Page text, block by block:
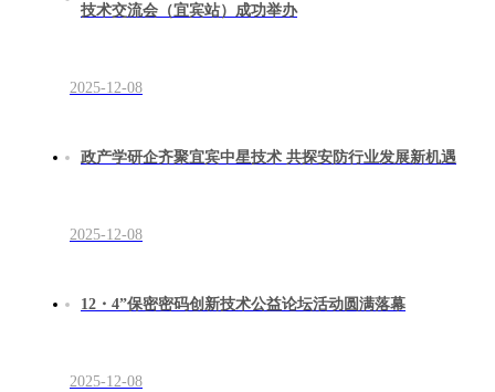
技术交流会（宜宾站）成功举办
2025-12-08
政产学研企齐聚宜宾中星技术 共探安防行业发展新机遇
2025-12-08
12・4”保密密码创新技术公益论坛活动圆满落幕
2025-12-08